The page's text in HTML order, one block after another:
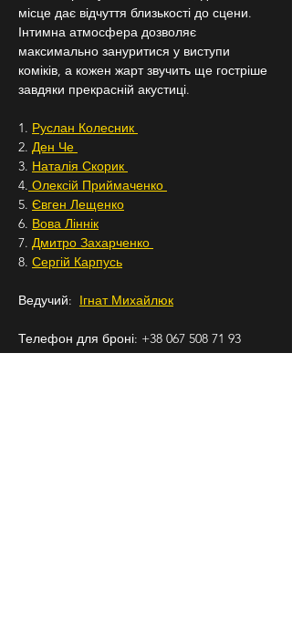
місце дає відчуття близькості до сцени.
Інтимна атмосфера дозволяє
максимально зануритися у виступи
коміків, а кожен жарт звучить ще гостріше
завдяки прекрасній акустиці.
1. Руслан Колесник
2. Ден Че
3. Наталія Скорик
4. Олексій Приймаченко
5. Євген Лещенко
6. Вова Ліннік
7. Дмитро Захарченко
8. Сергій Карпусь
Ведучий: Ігнат Михайлюк
Телефон для броні: +38 067 508 71 93
Підписуйтесь на Бродячий Стендап в